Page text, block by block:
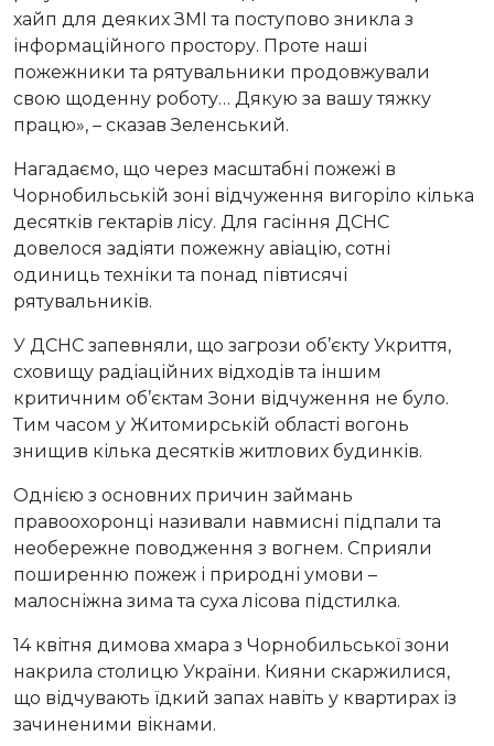
хайп для деяких ЗМІ та поступово зникла з
інформаційного простору. Проте наші
пожежники та рятувальники продовжували
свою щоденну роботу… Дякую за вашу тяжку
працю», – сказав Зеленський.
Нагадаємо, що через масштабні пожежі в
Чорнобильській зоні відчуження вигоріло кілька
десятків гектарів лісу. Для гасіння ДСНС
довелося задіяти пожежну авіацію, сотні
одиниць техніки та понад півтисячі
рятувальників.
У ДСНС запевняли, що загрози об’єкту Укриття,
сховищу радіаційних відходів та іншим
критичним об’єктам Зони відчуження не було.
Тим часом у Житомирській області вогонь
знищив кілька десятків житлових будинків.
Однією з основних причин займань
правоохоронці називали навмисні підпали та
необережне поводження з вогнем. Сприяли
поширенню пожеж і природні умови –
малосніжна зима та суха лісова підстилка.
14 квітня димова хмара з Чорнобильської зони
накрила столицю України. Кияни скаржилися,
що відчувають їдкий запах навіть у квартирах із
зачиненими вікнами.